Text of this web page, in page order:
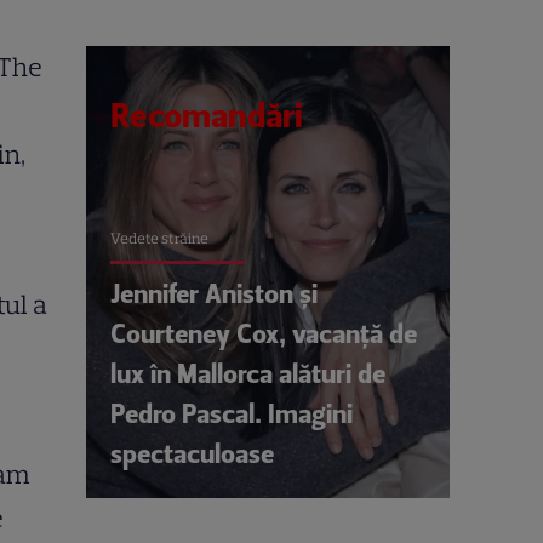
a
Recomandări
Vedete străine
Jennifer Aniston și
Courteney Cox, vacanță de
lux în Mallorca alături de
Pedro Pascal. Imagini
spectaculoase